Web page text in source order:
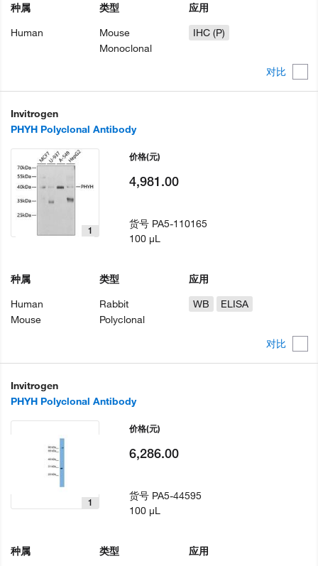
对比
种属
Human
类型
Mouse
Monoclonal
应用
IHC (P)
Invitrogen
PHYH Polyclonal Antibody
对比
1
种属
Human
Mouse
类型
Rabbit
Polyclonal
应用
WB
ELISA
价格(元)
4,981.00
货号 PA5-110165
100 µL
Invitrogen
PHYH Polyclonal Antibody
1
种属 类型 应用
价格(元)
6,286.00
货号 PA5-44595
100 µL